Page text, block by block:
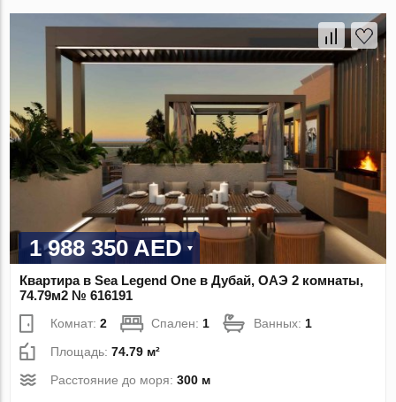
1 988 350 AED
Квартира в Sea Legend One в Дубай, ОАЭ 2 комнаты,
74.79м2 № 616191
Комнат:2 Спален:1 Ванных:1
Площадь:74.79 м²
Расстояние до моря:300 м